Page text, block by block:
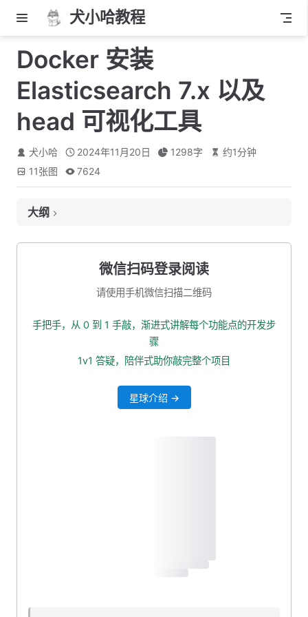
犬小哈教程
Docker 安装
Elasticsearch 7.x 以及
head 可视化工具
犬小哈 2024年11月20日 1298字 约1分钟
11张图 7624
大纲
运行 Docker 容器
修改配置
重新启动容器
安装 elasticsearch-head 可视化工具
微信扫码登录阅读
请使用手机微信扫描二维码
手把手，从 0 到 1 手敲，渐进式讲解每个功能点的开发步
骤
1v1 答疑，陪伴式助你敲完整个项目
星球介绍 →